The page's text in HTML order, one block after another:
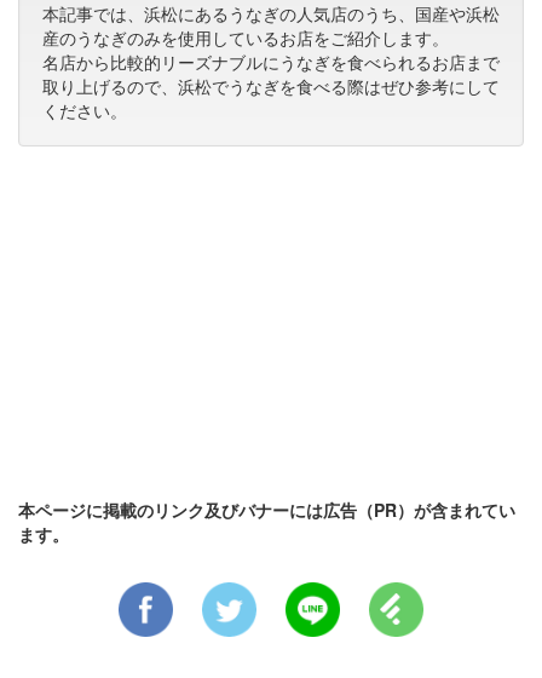
本記事では、浜松にあるうなぎの人気店のうち、国産や浜松
産のうなぎのみを使用しているお店をご紹介します。
名店から比較的リーズナブルにうなぎを食べられるお店まで
取り上げるので、浜松でうなぎを食べる際はぜひ参考にして
ください。
本ページに掲載のリンク及びバナーには広告（PR）が含まれてい
ます。